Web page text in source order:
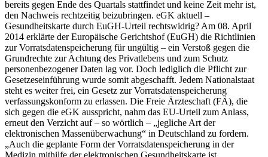
bereits gegen Ende des Quartals stattfindet und keine Zeit mehr ist,
den Nachweis rechtzeitig beizubringen. eGK aktuell –
Gesundheitskarte durch EuGH-Urteil rechtswidrig? Am 08. April
2014 erklärte der Europäische Gerichtshof (EuGH) die Richtlinien
zur Vorratsdatenspeicherung für ungültig – ein Verstoß gegen die
Grundrechte zur Achtung des Privatlebens und zum Schutz
personenbezogener Daten lag vor. Doch lediglich die Pflicht zur
Gesetzeseinführung wurde somit abgeschafft. Jedem Nationalstaat
steht es weiter frei, ein Gesetz zur Vorratsdatenspeicherung
verfassungskonform zu erlassen. Die Freie Ärzteschaft (FÄ), die
sich gegen die eGK ausspricht, nahm das EU-Urteil zum Anlass,
erneut den Verzicht auf – so wörtlich – „jegliche Art der
elektronischen Massenüberwachung“ in Deutschland zu fordern.
„Auch die geplante Form der Vorratsdatenspeicherung in der
Medizin mithilfe der elektronischen Gesundheitskarte ist